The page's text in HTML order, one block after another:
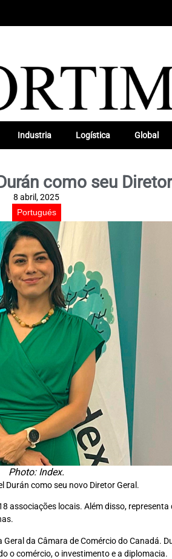
Industria Logística Global
como seu Diretor
8 abril, 2025
Portugués
Photo: Index.
Durán como seu novo Diretor Geral.
associações locais. Além disso,
da Câmara de Comércio do Canadá.
o comércio, o investimento e a diplomacia.